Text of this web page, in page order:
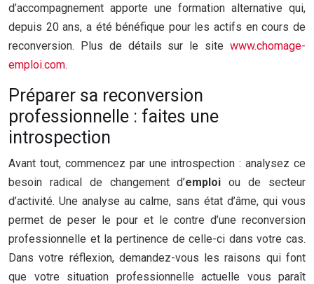
d’accompagnement apporte une formation alternative qui,
depuis 20 ans, a été bénéfique pour les actifs en cours de
reconversion. Plus de détails sur le site www.chomage-
emploi.com.
Préparer sa reconversion
professionnelle : faites une
introspection
Avant tout, commencez par une introspection : analysez ce
besoin radical de changement d’emploi ou de secteur
d’activité. Une analyse au calme, sans état d’âme, qui vous
permet de peser le pour et le contre d’une reconversion
professionnelle et la pertinence de celle-ci dans votre cas.
Dans votre réflexion, demandez-vous les raisons qui font
que votre situation professionnelle actuelle vous paraît